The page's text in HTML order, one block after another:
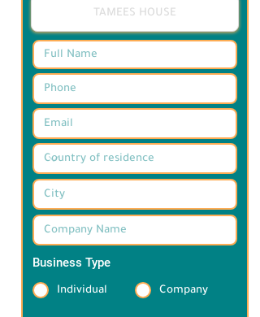
Business Type
Individual Company